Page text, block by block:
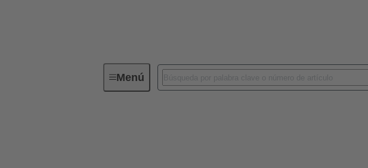
MenúConectividad de dispositivos